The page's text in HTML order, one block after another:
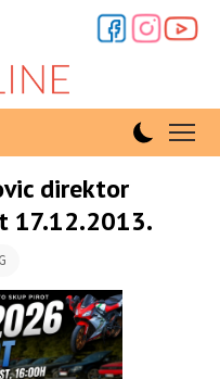
direktor
17.12.2013.